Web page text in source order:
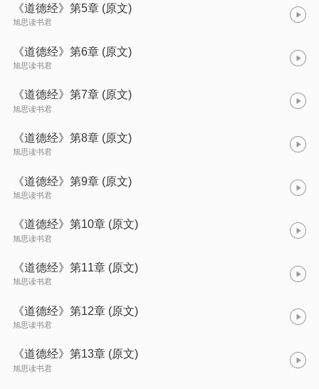
《道德经》第5章 (原文)
旭思读书君
《道德经》第6章 (原文)
旭思读书君
《道德经》第7章 (原文)
旭思读书君
《道德经》第8章 (原文)
旭思读书君
《道德经》第9章 (原文)
旭思读书君
《道德经》第10章 (原文)
旭思读书君
《道德经》第11章 (原文)
旭思读书君
《道德经》第12章 (原文)
旭思读书君
《道德经》第13章 (原文)
旭思读书君